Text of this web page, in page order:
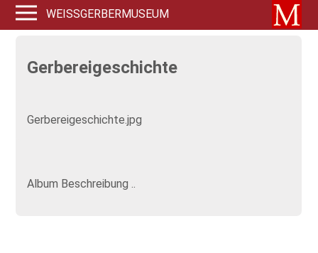
WEISSGERBERMUSEUM
Gerbereigeschichte
Gerbereigeschichte.jpg
Album Beschreibung ..